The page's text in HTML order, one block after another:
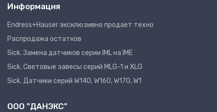
Информация
Endress+Hauser эксклюзивно продает техно
Распродажа остатков
Sick. Замена датчиков серии IML на IME
Sick. Световые завесы серий MLG-1 и XLG
Sick. Датчики серий W140, W160, W170, W1
ООО "ДАНЭКС"